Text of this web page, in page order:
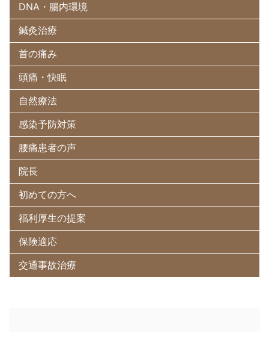
DNA・腸内環境
鍼灸治療
首の痛み
頭痛・快眠
自然療法
感染予防対策
腰痛患者の声
院長
初めての方へ
福利厚生の提案
保険適応
交通事故治療